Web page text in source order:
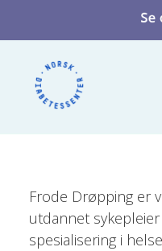
Frode Drøpping er
utdannet
spesialisering i